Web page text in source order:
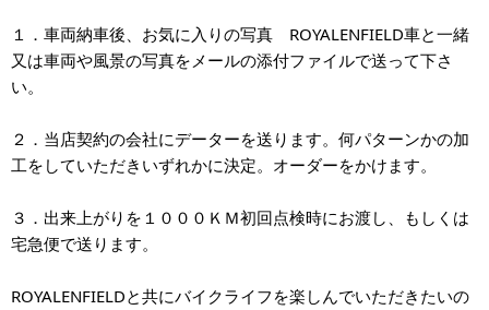
１．車両納車後、お気に入りの写真 ROYALENFIELD車と一緒
又は車両や風景の写真をメールの添付ファイルで送って下さ
い。
２．当店契約の会社にデーターを送ります。何パターンかの加
工をしていただきいずれかに決定。オーダーをかけます。
３．出来上がりを１０００ＫＭ初回点検時にお渡し、もしくは
宅急便で送ります。
ROYALENFIELDと共にバイクライフを楽しんでいただきたいの